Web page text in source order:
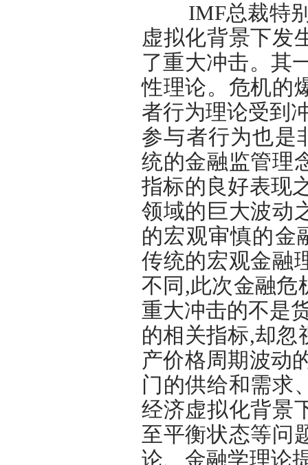
IMF总裁特别
虚拟化背景下发
了重大冲击。其
性理论。危机的
者行为理论受到
参与者行为也是
统的金融监管理
指标的良好表现
领域的巨大波动
的宏观审慎的金
传统的宏观金融
不同,此次金融危
重大冲击的不是
的相关指标,却忽
产价格周期波动
门的供给和需求
经济虚拟化背景
至平衡状态等问
论、金融学理论